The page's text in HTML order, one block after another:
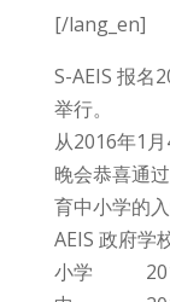
[/lang_en]
S-AEIS 报名
举行。
从2016年1
晚会恭喜通
育中小学的
AEIS 政府学
小学 2015